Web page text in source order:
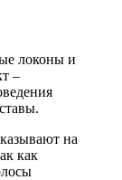
локоны и
–
на
как